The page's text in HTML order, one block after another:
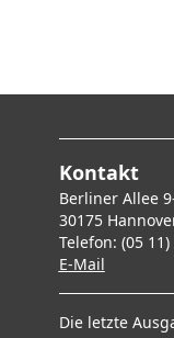
Kontakt
Berliner Allee
30175
Telefon: (05
E-Mail
Die letzte